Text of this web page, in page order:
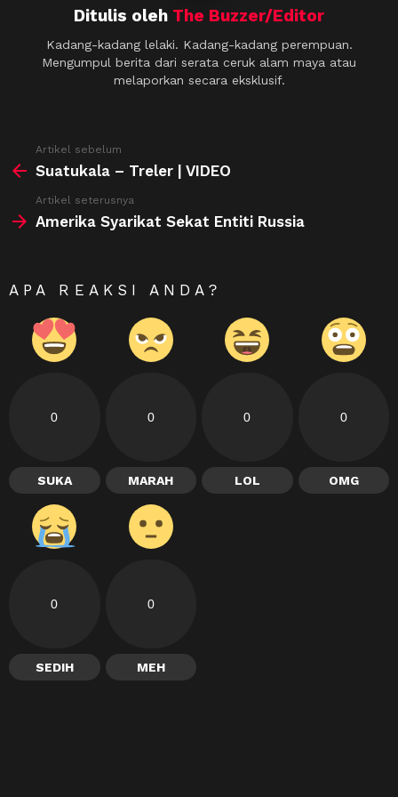
Ditulis oleh The Buzzer/Editor
Kadang-kadang lelaki. Kadang-kadang perempuan.
Mengumpul berita dari serata ceruk alam maya atau
melaporkan secara eksklusif.
more
Artikel sebelum
Suatukala – Treler | VIDEO
Artikel seterusnya
Amerika Syarikat Sekat Entiti Russia
APA REAKSI ANDA?
0
SUKA
0
MARAH
0
LOL
0
OMG
0
SEDIH
0
MEH